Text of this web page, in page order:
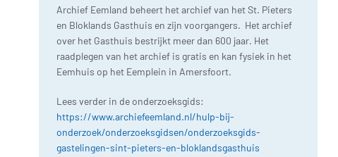
Archief Eemland beheert het archief van het St. Pieters
en Bloklands Gasthuis en zijn voorgangers. Het archief
over het Gasthuis bestrijkt meer dan 600 jaar. Het
raadplegen van het archief is gratis en kan fysiek in het
Eemhuis op het Eemplein in Amersfoort.
Lees verder in de onderzoeksgids:
https://www.archiefeemland.nl/hulp-bij-
onderzoek/onderzoeksgidsen/onderzoeksgids-
gastelingen-sint-pieters-en-bloklandsgasthuis